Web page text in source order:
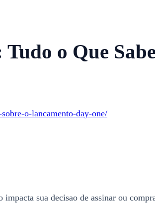
o Que
o-lancamento-day-one/
sua decisao de assinar ou